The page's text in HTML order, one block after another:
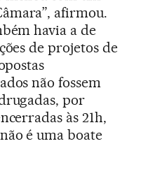
afirmou.
havia a de
de projetos de
não fossem
por
às 21h,
é uma boate